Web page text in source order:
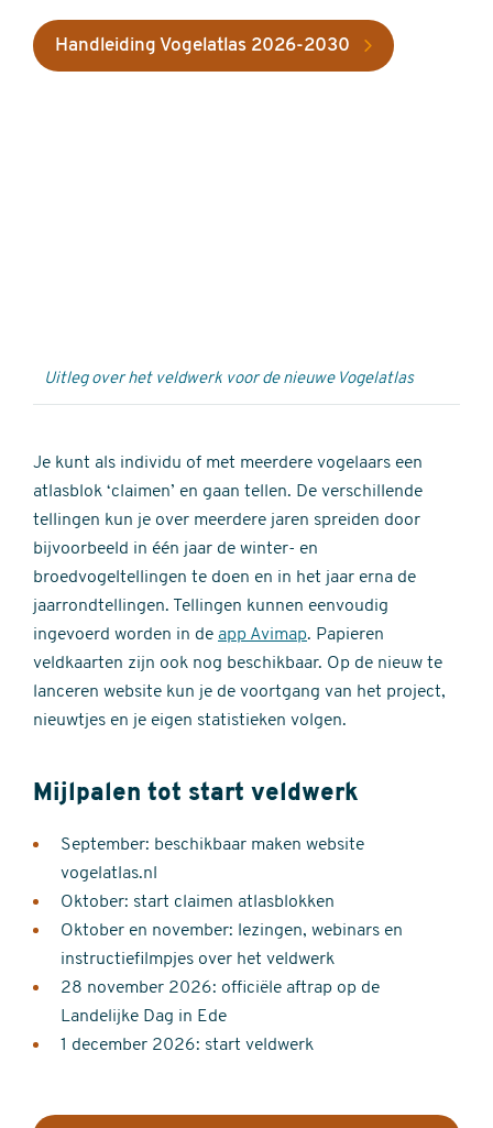
Handleiding Vogelatlas 2026-2030
Uitleg over het veldwerk voor de nieuwe Vogelatlas
Je kunt als individu of met meerdere vogelaars een
atlasblok ‘claimen’ en gaan tellen. De verschillende
tellingen kun je over meerdere jaren spreiden door
bijvoorbeeld in één jaar de winter- en
broedvogeltellingen te doen en in het jaar erna de
jaarrondtellingen. Tellingen kunnen eenvoudig
ingevoerd worden in de app Avimap. Papieren
veldkaarten zijn ook nog beschikbaar. Op de nieuw te
lanceren website kun je de voortgang van het project,
nieuwtjes en je eigen statistieken volgen.
Mijlpalen tot start veldwerk
September: beschikbaar maken website
vogelatlas.nl
Oktober: start claimen atlasblokken
Oktober en november: lezingen, webinars en
instructiefilmpjes over het veldwerk
28 november 2026: officiële aftrap op de
Landelijke Dag in Ede
1 december 2026: start veldwerk